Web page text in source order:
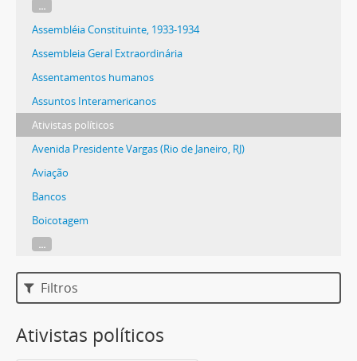
...
Assembléia Constituinte, 1933-1934
Assembleia Geral Extraordinária
Assentamentos humanos
Assuntos Interamericanos
Ativistas políticos
Avenida Presidente Vargas (Rio de Janeiro, RJ)
Aviação
Bancos
Boicotagem
...
Filtros
Ativistas políticos